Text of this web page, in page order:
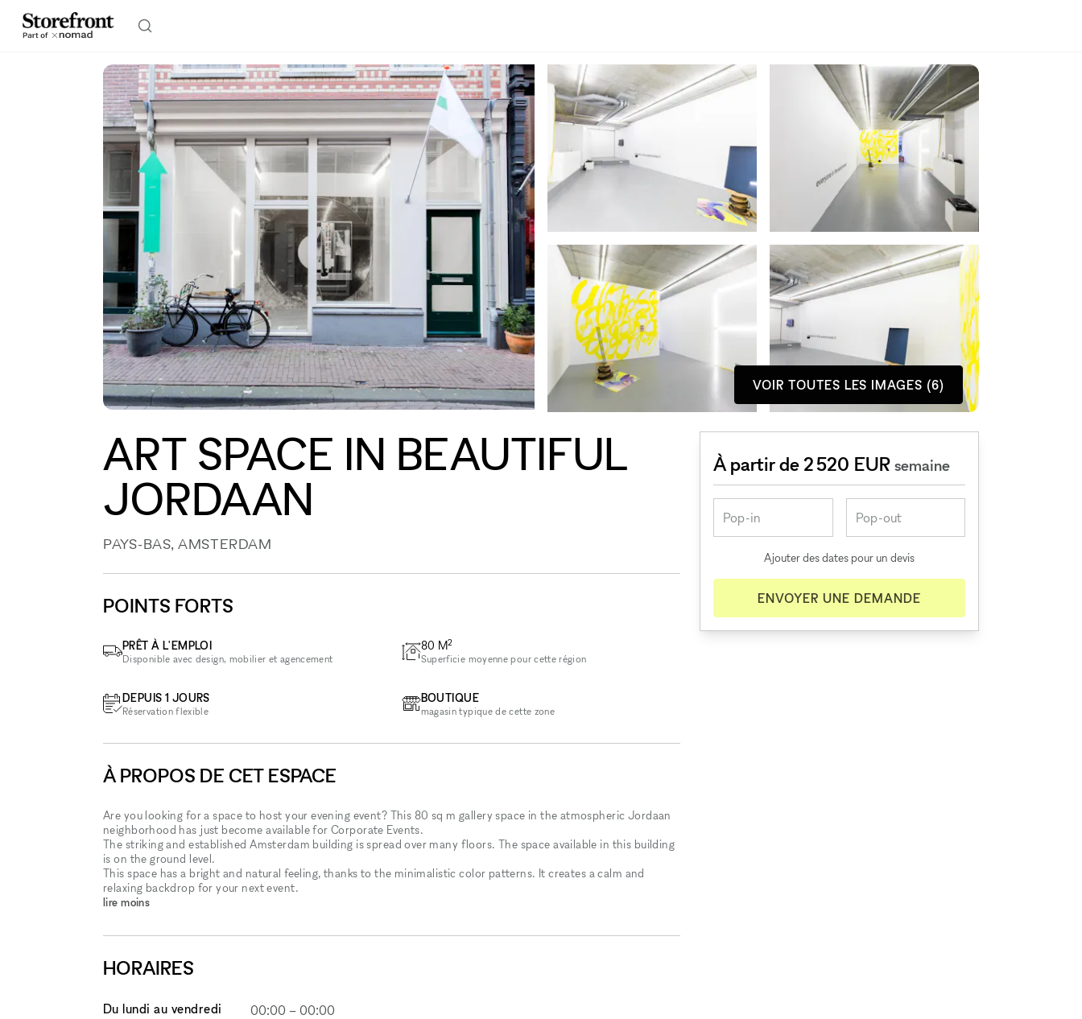
VOIR TOUTES LES IMAGES (6)
ART SPACE IN BEAUTIFUL
JORDAAN
PAYS-BAS, AMSTERDAM
POINTS FORTS
PRÊT À L'EMPLOI
Disponible avec design, mobilier et agencement
DEPUIS 1 JOURS
Réservation flexible
80 M2
Superficie moyenne pour cette région
BOUTIQUE
magasin typique de cette zone
À PROPOS DE CET ESPACE
Are you looking for a space to host your evening event? This 80 sq m gallery space in the atmospheric Jordaan
neighborhood has just become available for Corporate Events.
The striking and established Amsterdam building is spread over many floors. The space available in this building
is on the ground level.
This space has a bright and natural feeling, thanks to the minimalistic color patterns. It creates a calm and
relaxing backdrop for your next event.
lire moins
HORAIRES
Du lundi au vendredi 00:00 –00:00
À partir de 2 520 EURsemaine
Ajouter des dates pour un devis
ENVOYER UNE DEMANDE